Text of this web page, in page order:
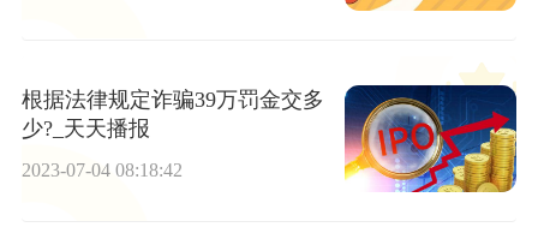
根据法律规定诈骗39万罚金交多
少?_天天播报
2023-07-04 08:18:42